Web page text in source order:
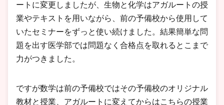
ートに変更しましたが、生物と化学はアガルートの授
業やテキストを用いながら、前の予備校から使用して
いたセミナーをずっと使い続けました。結果簡単な問
題を出す医学部では問題なく合格点を取れるとこまで
力がつきました。
ですが数学は前の予備校ではその予備校のオリジナル
教材と授業、アガルートに変えてからはこちらの授業